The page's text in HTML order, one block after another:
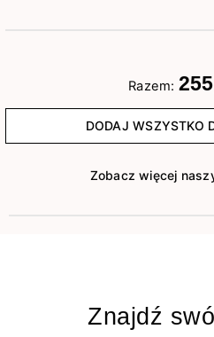
Razem:
DODAJ WSZYSTKO
Zobacz więcej
Znajdź